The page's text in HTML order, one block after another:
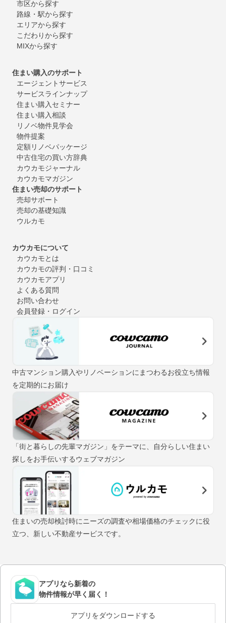
市区から探す
路線・駅から探す
エリアから探す
こだわりから探す
MIXから探す
住まい購入のサポート
エージェントサービス
サービスラインナップ
住まい購入セミナー
住まい購入相談
リノベ物件見学会
物件提案
定額リノベパッケージ
中古住宅の買い方辞典
カウカモジャーナル
カウカモマガジン
住まい売却のサポート
売却サポート
売却の基礎知識
ウルカモ
カウカモについて
カウカモとは
カウカモの評判・口コミ
カウカモアプリ
よくある質問
お問い合わせ
会員登録・ログイン
中古マンション購入やリノベーションにまつわるお役立ち情報
を定期的にお届け
「街と暮らしの先輩マガジン」をテーマに、自分らしい住まい
探しをお手伝いするウェブマガジン
住まいの売却検討時にニーズの調査や相場価格のチェックに役
立つ、新しい不動産サービスです。
アプリなら新着の
物件情報が早く届く！
アプリをダウンロードする